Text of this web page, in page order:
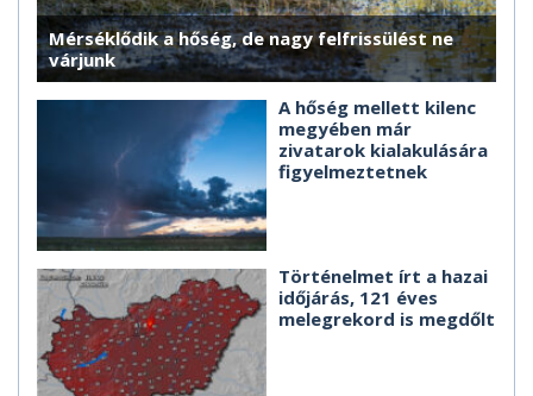
Mérséklődik a hőség, de nagy felfrissülést ne
várjunk
A hőség mellett kilenc
megyében már
zivatarok kialakulására
figyelmeztetnek
Történelmet írt a hazai
időjárás, 121 éves
melegrekord is megdőlt